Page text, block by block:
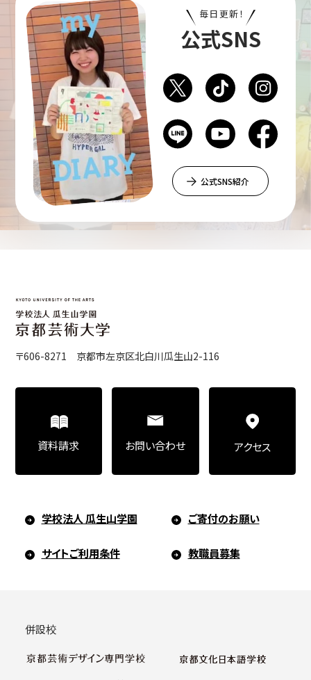
藝術学舎（公開講座）
毎日更新！
公式SNS
公式SNS紹介
〒606-8271 京都市左京区北白川瓜生山2-116
学校法人 瓜生山学園 ご寄付のお願い
サイトご利用条件 教職員募集
資料請求 お問い合わせ アクセス
併設校